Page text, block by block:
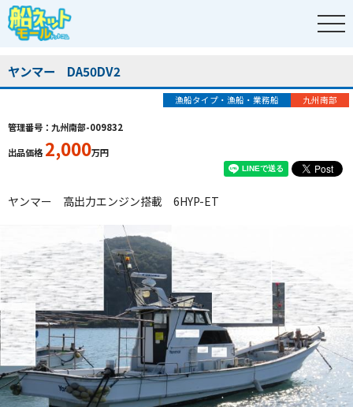
ヤンマー DA50DV2
漁船タイプ・漁船・業務船 九州南部
管理番号：九州南部-009832
出品価格2,000万円
ヤンマー 高出力エンジン搭載 6HYP-ET